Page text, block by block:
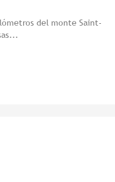
del monte Saint-